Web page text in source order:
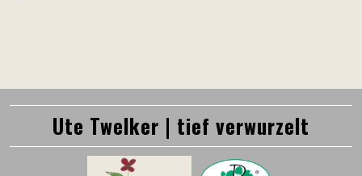
Ute Twelker | tief verwurzelt